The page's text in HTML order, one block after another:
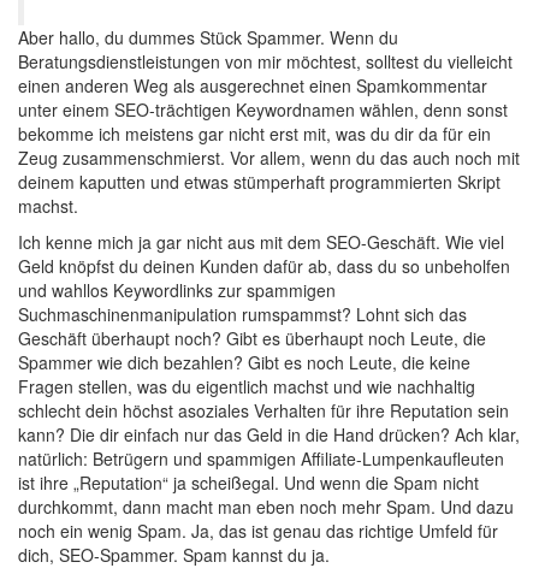
Aber hallo, du dummes Stück Spammer. Wenn du
Beratungsdienstleistungen von mir möchtest, solltest du vielleicht
einen anderen Weg als ausgerechnet einen Spamkommentar
unter einem SEO-trächtigen Keywordnamen wählen, denn sonst
bekomme ich meistens gar nicht erst mit, was du dir da für ein
Zeug zusammenschmierst. Vor allem, wenn du das auch noch mit
deinem kaputten und etwas stümperhaft programmierten Skript
machst.
Ich kenne mich ja gar nicht aus mit dem SEO-Geschäft. Wie viel
Geld knöpfst du deinen Kunden dafür ab, dass du so unbeholfen
und wahllos Keywordlinks zur spammigen
Suchmaschinenmanipulation rumspammst? Lohnt sich das
Geschäft überhaupt noch? Gibt es überhaupt noch Leute, die
Spammer wie dich bezahlen? Gibt es noch Leute, die keine
Fragen stellen, was du eigentlich machst und wie nachhaltig
schlecht dein höchst asoziales Verhalten für ihre Reputation sein
kann? Die dir einfach nur das Geld in die Hand drücken? Ach klar,
natürlich: Betrügern und spammigen Affiliate-Lumpenkaufleuten
ist ihre „Reputation“ ja scheißegal. Und wenn die Spam nicht
durchkommt, dann macht man eben noch mehr Spam. Und dazu
noch ein wenig Spam. Ja, das ist genau das richtige Umfeld für
dich, SEO-Spammer. Spam kannst du ja.